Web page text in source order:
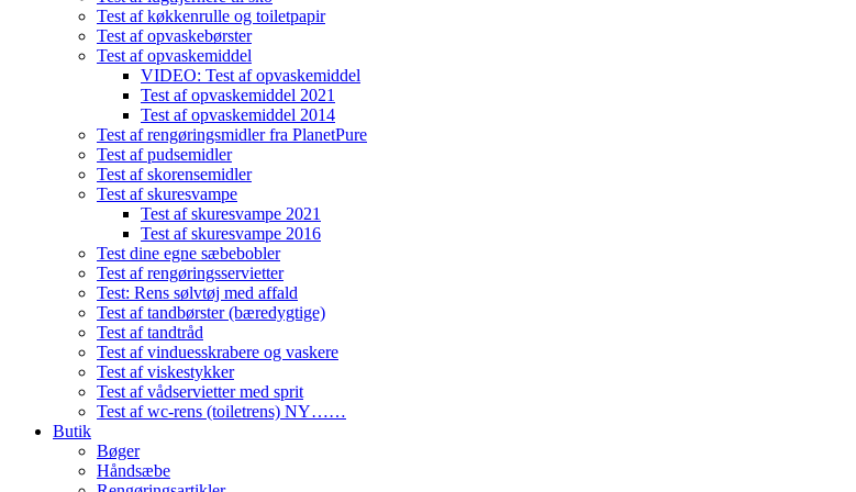
Test af køkkenrulle og toiletpapir
Test af opvaskebørster
Test af opvaskemiddel
VIDEO: Test af opvaskemiddel
Test af opvaskemiddel 2021
Test af opvaskemiddel 2014
Test af rengøringsmidler fra PlanetPure
Test af pudsemidler
Test af skorensemidler
Test af skuresvampe
Test af skuresvampe 2021
Test af skuresvampe 2016
Test dine egne sæbebobler
Test af rengøringsservietter
Test: Rens sølvtøj med affald
Test af tandbørster (bæredygtige)
Test af tandtråd
Test af vinduesskrabere og vaskere
Test af viskestykker
Test af vådservietter med sprit
Test af wc-rens (toiletrens) NY……
Butik
Bøger
Håndsæbe